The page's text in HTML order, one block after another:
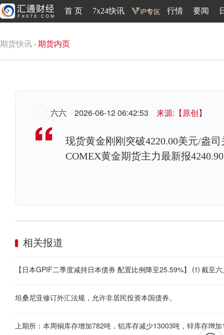
首 页 7x24快讯 行情 要闻
期货快讯 期货内页
六六 2026-06-12 06:42:53 来源:【原创】
现货黄金刚刚突破4220.00美元/盎
COMEX黄金期货主力最新报
相关报道
坦桑尼亚修订外汇法规，允许非居民投资本国债券。